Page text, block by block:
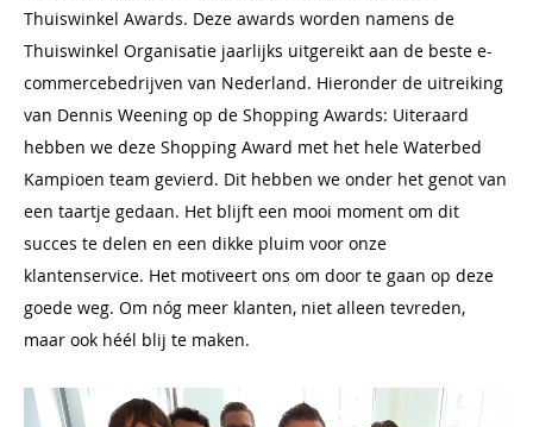
Thuiswinkel Awards. Deze awards worden namens de
Thuiswinkel Organisatie jaarlijks uitgereikt aan de beste e-
commercebedrijven van Nederland. Hieronder de uitreiking
van Dennis Weening op de Shopping Awards: Uiteraard
hebben we deze Shopping Award met het hele Waterbed
Kampioen team gevierd. Dit hebben we onder het genot van
een taartje gedaan. Het blijft een mooi moment om dit
succes te delen en een dikke pluim voor onze
klantenservice. Het motiveert ons om door te gaan op deze
goede weg. Om nóg meer klanten, niet alleen tevreden,
maar ook héél blij te maken.